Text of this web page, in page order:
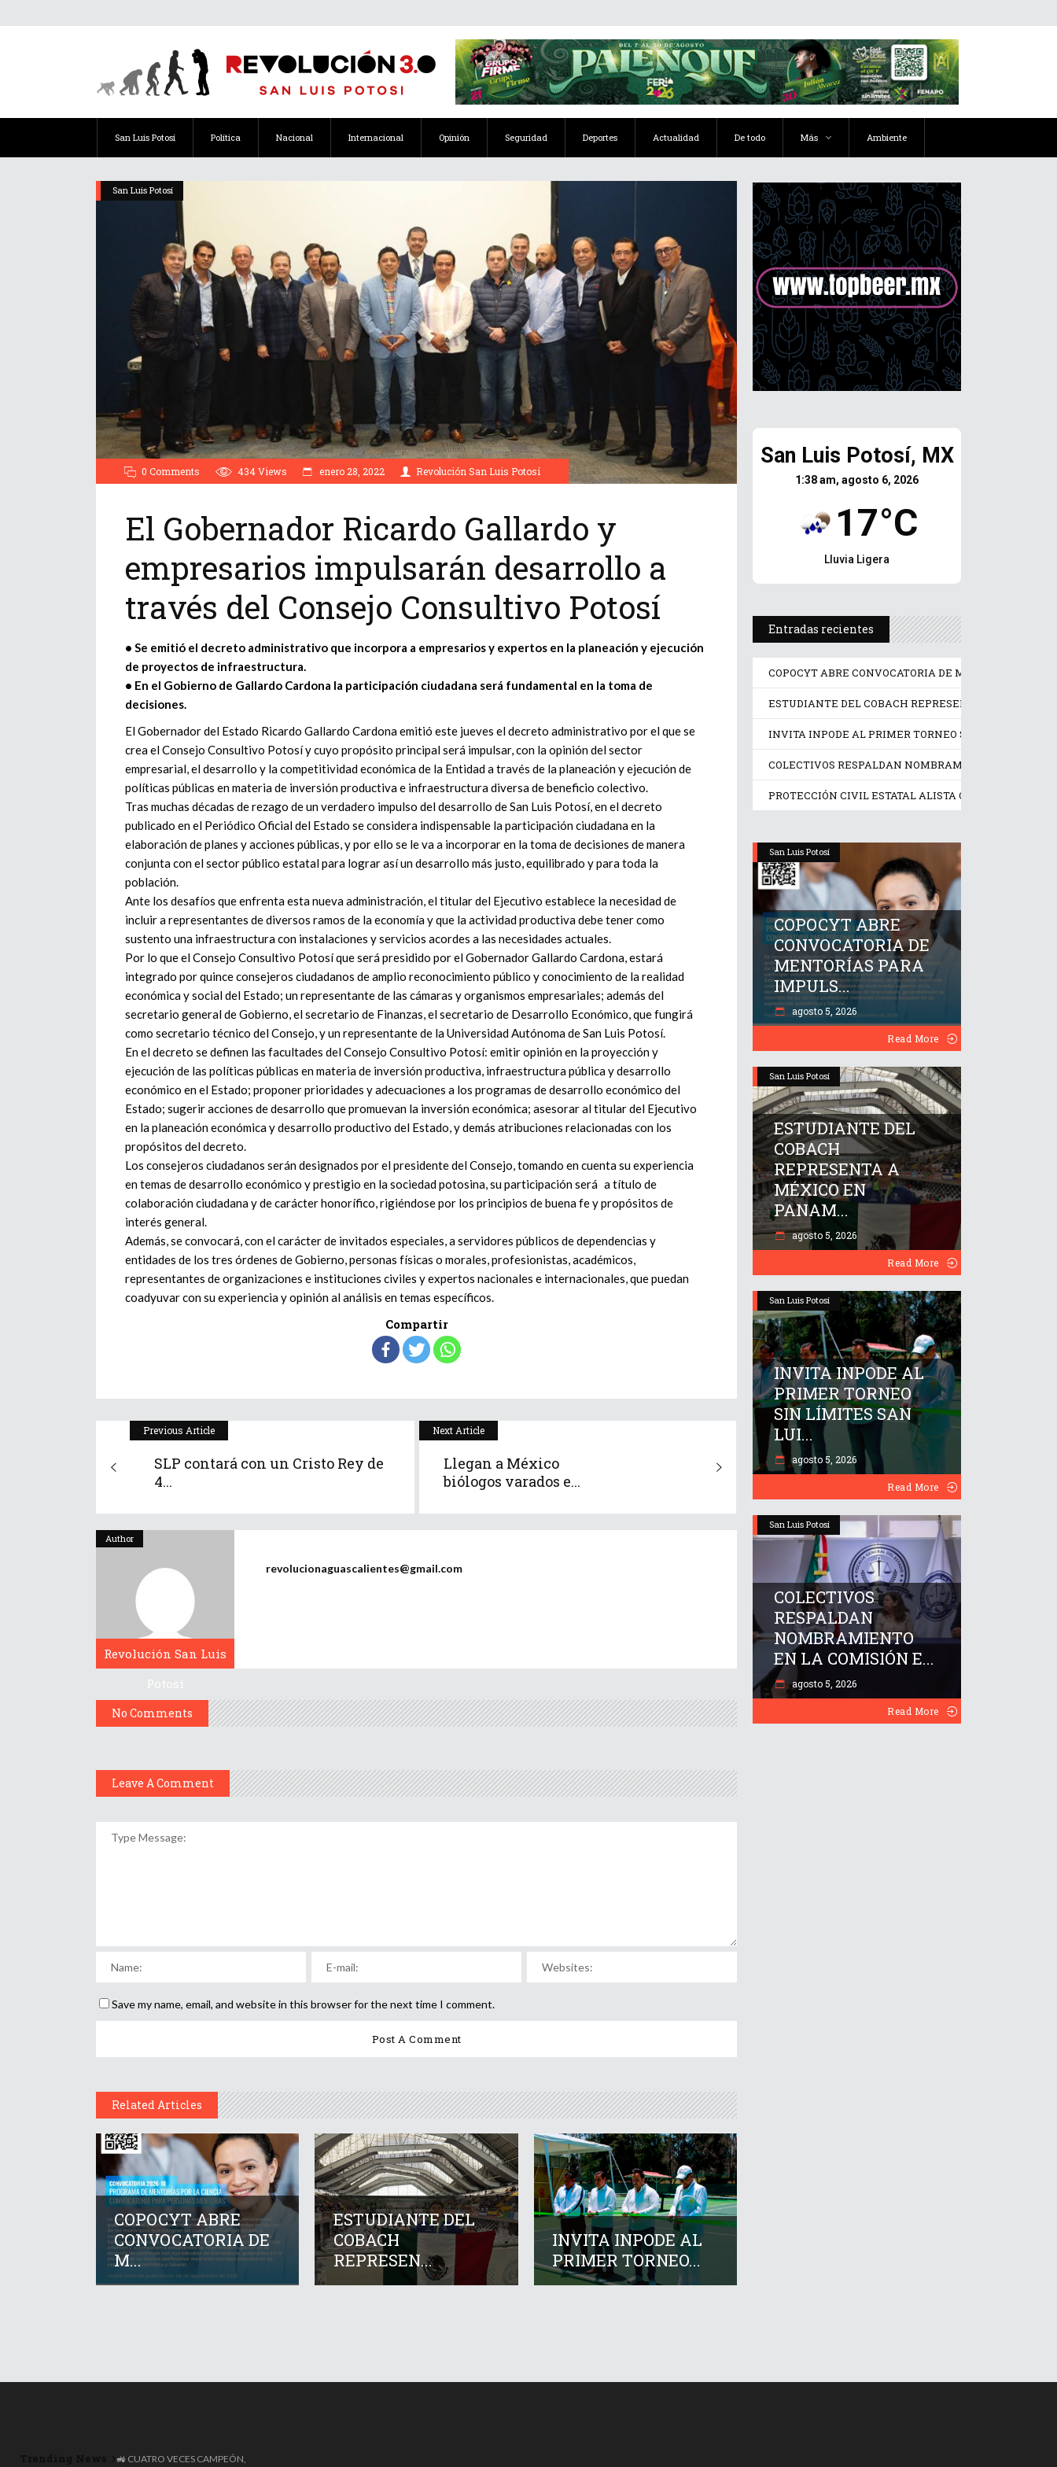
San Luis Potosí Política Nacional Internacional Opinión Seguridad Deportes Actualidad De todo Más Ambiente
San Luis Potosí
0 Comments 434Views enero 28, 2022 Revolución San Luis Potosí
El Gobernador Ricardo Gallardo y
empresarios impulsarán desarrollo a
través del Consejo Consultivo Potosí
• Se emitió el decreto administrativo que incorpora a empresarios y expertos en la planeación y ejecución
de proyectos de infraestructura.
• En el Gobierno de Gallardo Cardona la participación ciudadana será fundamental en la toma de
decisiones.
El Gobernador del Estado Ricardo Gallardo Cardona emitió este jueves el decreto administrativo por el que se
crea el Consejo Consultivo Potosí y cuyo propósito principal será impulsar, con la opinión del sector
empresarial, el desarrollo y la competitividad económica de la Entidad a través de la planeación y ejecución de
políticas públicas en materia de inversión productiva e infraestructura diversa de beneficio colectivo.
Tras muchas décadas de rezago de un verdadero impulso del desarrollo de San Luis Potosí, en el decreto
publicado en el Periódico Oficial del Estado se considera indispensable la participación ciudadana en la
elaboración de planes y acciones públicas, y por ello se le va a incorporar en la toma de decisiones de manera
conjunta con el sector público estatal para lograr así un desarrollo más justo, equilibrado y para toda la
población.
Ante los desafíos que enfrenta esta nueva administración, el titular del Ejecutivo establece la necesidad de
incluir a representantes de diversos ramos de la economía y que la actividad productiva debe tener como
sustento una infraestructura con instalaciones y servicios acordes a las necesidades actuales.
Por lo que el Consejo Consultivo Potosí que será presidido por el Gobernador Gallardo Cardona, estará
integrado por quince consejeros ciudadanos de amplio reconocimiento público y conocimiento de la realidad
económica y social del Estado; un representante de las cámaras y organismos empresariales; además del
secretario general de Gobierno, el secretario de Finanzas, el secretario de Desarrollo Económico, que fungirá
como secretario técnico del Consejo, y un representante de la Universidad Autónoma de San Luis Potosí.
En el decreto se definen las facultades del Consejo Consultivo Potosí: emitir opinión en la proyección y
ejecución de las políticas públicas en materia de inversión productiva, infraestructura pública y desarrollo
económico en el Estado; proponer prioridades y adecuaciones a los programas de desarrollo económico del
Estado; sugerir acciones de desarrollo que promuevan la inversión económica; asesorar al titular del Ejecutivo
en la planeación económica y desarrollo productivo del Estado, y demás atribuciones relacionadas con los
propósitos del decreto.
Los consejeros ciudadanos serán designados por el presidente del Consejo, tomando en cuenta su experiencia
en temas de desarrollo económico y prestigio en la sociedad potosina, su participación será a título de
colaboración ciudadana y de carácter honorífico, rigiéndose por los principios de buena fe y propósitos de
interés general.
Además, se convocará, con el carácter de invitados especiales, a servidores públicos de dependencias y
entidades de los tres órdenes de Gobierno, personas físicas o morales, profesionistas, académicos,
representantes de organizaciones e instituciones civiles y expertos nacionales e internacionales, que puedan
coadyuvar con su experiencia y opinión al análisis en temas específicos.
Compartir
Previous Article
SLP contará con un Cristo Rey de
4...
Next Article
Llegan a México
biólogos varados e...
Author
Revolución San Luis
Potosí
revolucionaguascalientes@gmail.com
No Comments
Leave A Comment
Save my name, email, and website in this browser for the next time I comment.
Related Articles
COPOCYT ABRE
CONVOCATORIA DE
M...
ESTUDIANTE DEL
COBACH
REPRESEN...
INVITA INPODE AL
PRIMER TORNEO...
San Luis Potosí, MX
1:38 am, agosto 6, 2026
17°C
Lluvia Ligera
Entradas recientes
COPOCYT ABRE CONVOCATORIA DE MENTORÍAS
ESTUDIANTE DEL COBACH REPRESENTA A MÉXICO
INVITA INPODE AL PRIMER TORNEO SIN LÍMITES SAN
COLECTIVOS RESPALDAN NOMBRAMIENTO EN LA
PROTECCIÓN CIVIL ESTATAL ALISTA OPERATIVO
San Luis Potosí
COPOCYT ABRE
CONVOCATORIA DE
MENTORÍAS PARA
IMPULS...
agosto 5, 2026
Read More
San Luis Potosí
ESTUDIANTE DEL
COBACH
REPRESENTA A
MÉXICO EN
PANAM...
agosto 5, 2026
Read More
San Luis Potosí
INVITA INPODE AL
PRIMER TORNEO
SIN LÍMITES SAN
LUI...
agosto 5, 2026
Read More
San Luis Potosí
COLECTIVOS
RESPALDAN
NOMBRAMIENTO
EN LA COMISIÓN E...
agosto 5, 2026
Read More
🚜 CUATRO VECES CAMPEÓN,